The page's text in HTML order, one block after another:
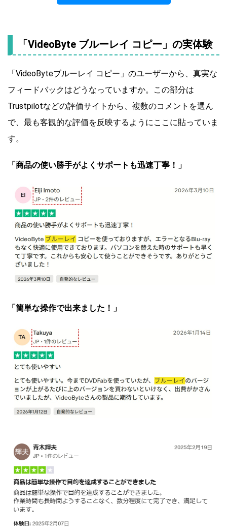
「VideoByte ブルーレイ コピー」の実体験
「VideoByteブルーレイ コピー」のユーザーから、真実な
フィードバックはどうなっていますか。この部分は
Trustpilotなどの評価サイトから、複数のコメントを選ん
で、最も客観的な評価を反映するようにここに貼っていま
す。
「商品の使い勝手がよくサポートも迅速丁寧！」
「簡単な操作で出来ました！」